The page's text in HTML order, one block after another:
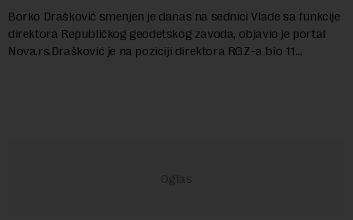
Borko Drašković smenjen je danas na sednici Vlade sa funkcije
direktora Republičkog geodetskog zavoda, objavio je portal
Nova.rs.Drašković je na poziciji direktora RGZ-a bio 11